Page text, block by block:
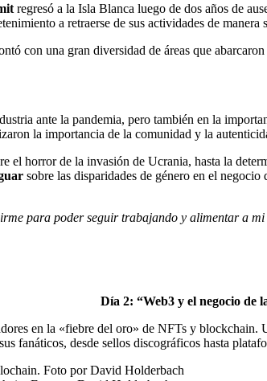
regresó a la Isla Blanca luego de dos años de
a retraerse de sus actividades de manera
con una gran diversidad de áreas que
ante la pandemia, pero también en la
la importancia de la comunidad y la
el horror de la invasión de Ucrania, hasta la
sobre las disparidades de género en el negocio
para poder seguir trabajando y alimentar a
Día 2: “Web3 y el negocio de
en la «fiebre del oro» de NFTs y
fanáticos, desde sellos discográficos hasta